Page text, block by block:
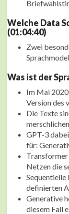
Welche Data
(01:04:40)
Zwei
Was ist der
Im Mai
Version des
Die Texte
GPT-3
für:
Netzen die
Sequentielle
definierten
Generative
diesem Fall